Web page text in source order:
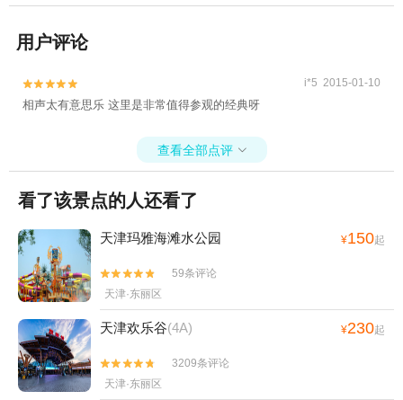
用户评论

 i*5 2015-01-10
相声太有意思乐 这里是非常值得参观的经典呀
查看全部点评 
看了该景点的人还看了
天津玛雅海滩水公园 ¥150起


59条评论
天津·东丽区
天津欢乐谷(4A) ¥230起


3209条评论
天津·东丽区